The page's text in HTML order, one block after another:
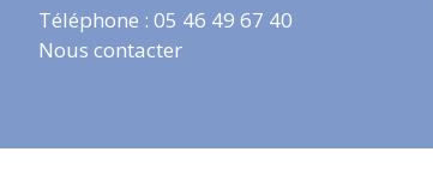
Téléphone : 05 46 49 67 40
Nous contacter